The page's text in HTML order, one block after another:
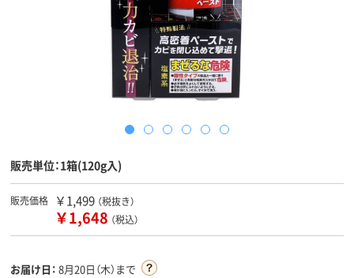
販売単位：1箱(120g入)
販売価格 ￥1,499 （税抜き）
￥1,648 （税込）
お届け日： 8月20日（木）まで